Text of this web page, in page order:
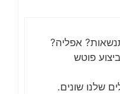
אפליה?
פוטש
שלנו שונים.